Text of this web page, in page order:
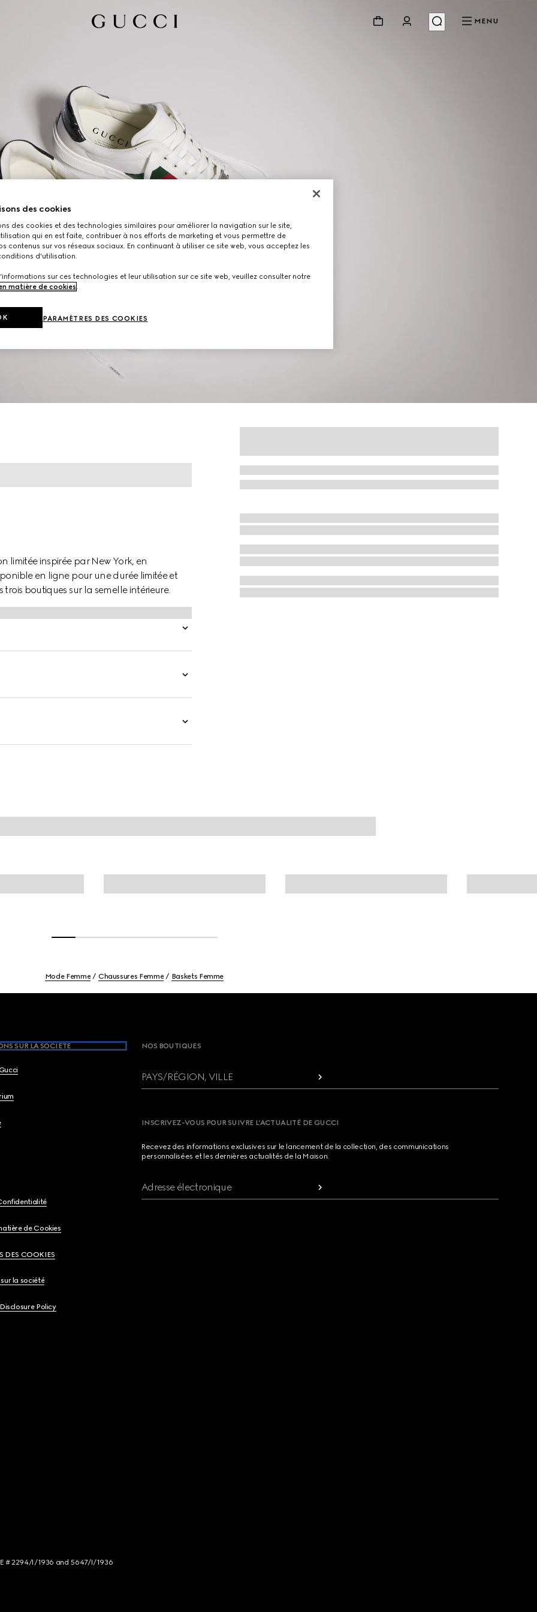
MENU
limitée inspirée par New York, en
en ligne pour une durée limitée et
boutiques sur la semelle intérieure.
Mode Femme Chaussures Femme Baskets Femme
SUR LA SOCIETE
de Cookies
DES COOKIES
la société
Policy
NOS BOUTIQUES
PAYS/RÉGION, VILLE
INSCRIVEZ-VOUS POUR SUIVRE L’ACTUALITÉ DE GUCCI
Recevez des informations exclusives sur le lancement de la collection, des communications
personnalisées et les dernières actualités de la Maison.
Adresse électronique
# 2294/I/1936 and 5647/I/1936
des cookies
des cookies et des technologies similaires pour améliorer la navigation sur le site,
qui en est faite, contribuer à nos efforts de marketing et vous permettre de
contenus sur vos réseaux sociaux. En continuant à utiliser ce site web, vous acceptez les
d'utilisation.
sur ces technologies et leur utilisation sur ce site web, veuillez consulter notre
matière de cookies.
PARAMÈTRES DES COOKIES